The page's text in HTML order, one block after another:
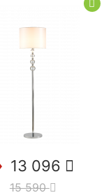
13 096
15 590